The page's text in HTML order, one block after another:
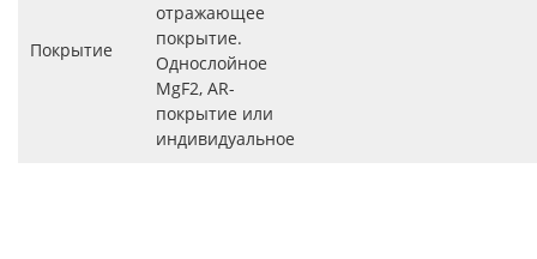
Покрытие
отражающее
покрытие.
Однослойное
MgF2, AR-
покрытие или
индивидуальное